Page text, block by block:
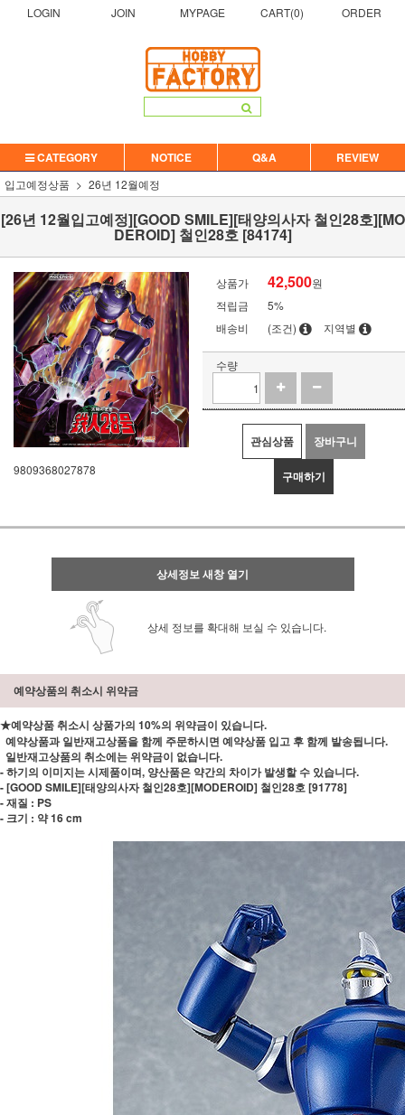
LOGIN JOIN MYPAGE CART(0) ORDER
CATEGORY NOTICE Q&A REVIEW
입고예정상품 26년 12월예정
[26년 12월입고예정][GOOD SMILE][태양의사자 철인28호][MO
DEROID] 철인28호 [84174]
9809368027878
상품가 42,500원
적립금
5%
배송비
(조건) 지역별
수량
관심상품 장바구니
구매하기
상세정보 새창 열기
상세 정보를 확대해 보실 수 있습니다.
예약상품의 취소시 위약금
★예약상품 취소시 상품가의 10%의 위약금이 있습니다.
예약상품과 일반재고상품을 함께 주문하시면 예약상품 입고 후 함께 발송됩니다.
일반재고상품의 취소에는 위약금이 없습니다.
- 하기의 이미지는 시제품이며, 양산품은 약간의 차이가 발생할 수 있습니다.
- [GOOD SMILE][태양의사자 철인28호][MODEROID] 철인28호 [91778]
- 재질 : PS
- 크기 : 약 16 cm